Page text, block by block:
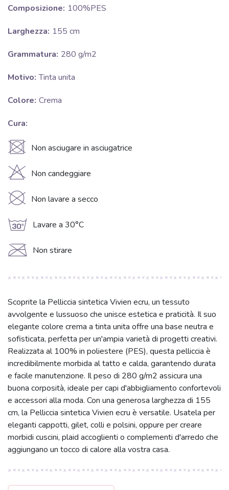
Composizione: 100%PES
Larghezza: 155 cm
Grammatura: 280 g/m2
Motivo: Tinta unita
Colore: Crema
Cura:
U Non asciugare in asciugatrice
H Non candeggiare
K Non lavare a secco
g Lavare a 30°C
C Non stirare
Scoprite la Pelliccia sintetica Vivien ecru, un tessuto
avvolgente e lussuoso che unisce estetica e praticità. Il suo
elegante colore crema a tinta unita offre una base neutra e
sofisticata, perfetta per un'ampia varietà di progetti creativi.
Realizzata al 100% in poliestere (PES), questa pelliccia è
incredibilmente morbida al tatto e calda, garantendo durata
e facile manutenzione. Il peso di 280 g/m2 assicura una
buona corposità, ideale per capi d'abbigliamento confortevoli
e accessori alla moda. Con una generosa larghezza di 155
cm, la Pelliccia sintetica Vivien ecru è versatile. Usatela per
eleganti cappotti, gilet, colli e polsini, oppure per creare
morbidi cuscini, plaid accoglienti o complementi d'arredo che
aggiungano un tocco di calore alla vostra casa.